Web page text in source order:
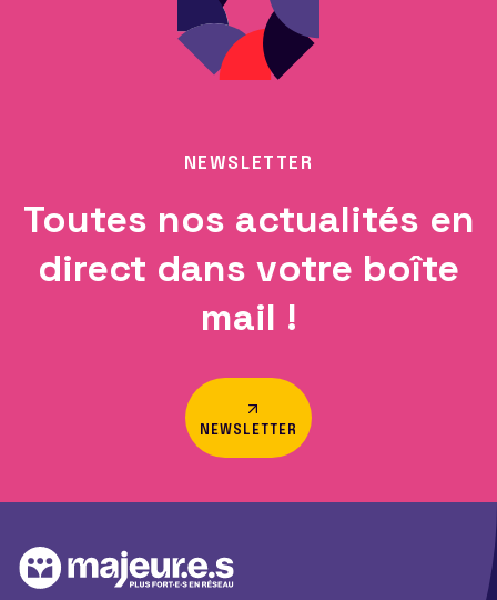
NEWSLETTER
Toutes nos actualités en
direct dans votre boîte
mail !
NEWSLETTER